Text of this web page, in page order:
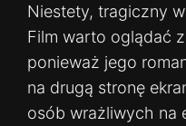
Niestety, tragiczny
Film warto oglądać
ponieważ jego
na drugą stronę
osób wrażliwych na